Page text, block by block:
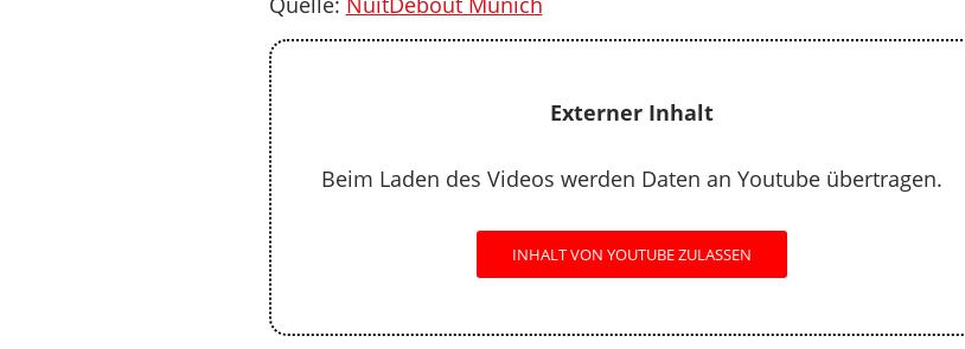
Externer Inhalt
Beim Laden des Videos werden Daten an Youtube übertragen.
INHALT VON YOUTUBE ZULASSEN